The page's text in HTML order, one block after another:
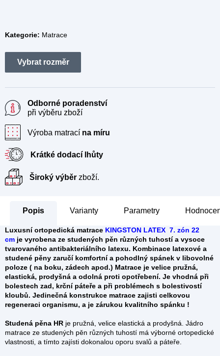
Kategorie: Matrace
Odborné poradenství
při výběru zboží
Výroba matrací na míru
Krátké dodací lhůty
Široký výběr zboží.
Popis Parametry
Luxusní ortopedická matrace KINGSTON LATEX 7. zón 22
cm je vyrobena ze studených pěn různých tuhostía vysoce
tvarovaného antibakteriálního latexu. Kombinace latexové a
studené pěny zaručí komfortní a pohodlný spánek v libovolné
poloze ( na boku, zádech apod.) Matrace je velice pružná,
elastická, prodyšná a odolná proti opotřebení. Je vhodná při
bolestech zad, krční páteře a při problémech s bolestivostí
kloubů. Jedinečná konstrukce matrace zajisti celkovou
regeneraci organismu, a je zárukou kvalitního spánku !
Studená pěna HR je pružná, velice elastická a prodyšná. Jádro
matrace ze studených pěn různých tuhostí má výborné ortopedické
vlastnosti, a tímto zajísti dokonalou oporu svalů a páteře.